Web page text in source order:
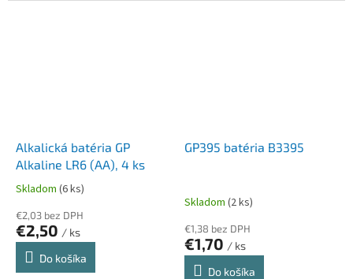
Alkalická batéria GP
Alkaline LR6 (AA), 4 ks
Priemerné
produktu
je
5,0
Skladom (6 ks)
€2,03 bez DPH
€2,50 / ks
Do košíka
GP395 batéria B3395
Skladom (2 ks)
€1,38 bez DPH
€1,70 / ks
Do košíka